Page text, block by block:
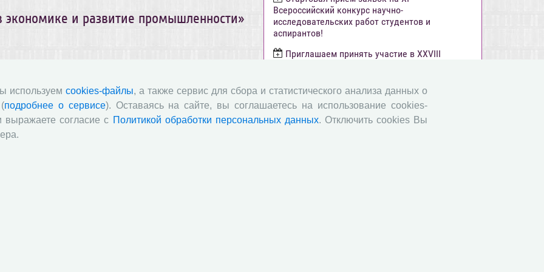
и развитие промышленности»
ВЫЗОВЫ В ЭКОНОМИКЕ И РАЗВИТИЕ
2016 года.
гуманитарный вестник
Всероссийский конкурс научно-
исследовательских работ студентов и
аспирантов!
Приглашаем принять участие в XXVIII
ВНИМАНИЕ!
ХХII Международная научно-практическая
используем cookies-файлы, а также сервис для сбора и статистического анализа данных о
подробнее о сервисе). Оставаясь на сайте, вы соглашаетесь на использование cookies-
выражаете согласие с Политикой обработки персональных данных. Отключить cookies Вы